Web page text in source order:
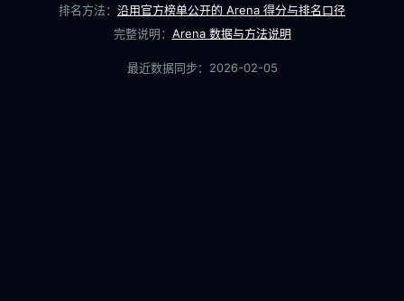
排名方法： 沿用官方榜单公开的 Arena 得分与排名口径
完整说明： Arena 数据与方法说明
最近数据同步： 2026-02-05